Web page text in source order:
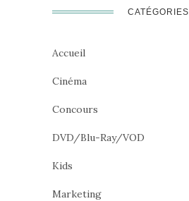
CATÉGORIES
Accueil
Cinéma
Concours
DVD/Blu-Ray/VOD
Kids
Marketing